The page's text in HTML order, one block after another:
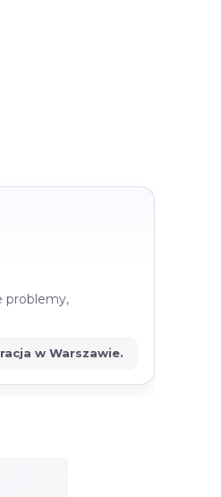
problemy,
w Warszawie.